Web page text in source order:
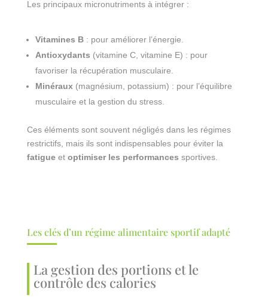
Les principaux micronutriments à intégrer :
Vitamines B: pour améliorer l’énergie.
Antioxydants (vitamine C, vitamine E) : pour
favoriser la récupération musculaire.
Minéraux (magnésium, potassium) : pour l’équilibre
musculaire et la gestion du stress.
Ces éléments sont souvent négligés dans les régimes
restrictifs, mais ils sont indispensables pour éviter la
fatigueet optimiser les performances sportives.
Les clés d’un régime alimentaire sportif adapté
La gestion des portions et le
contrôle des calories